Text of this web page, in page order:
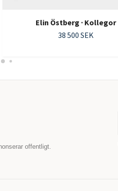
Elin Östberg · Kollegor
38 500 SEK
offentligt.